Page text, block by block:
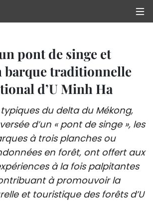
PAGE D'ACCUEIL
POLITIQUE
ÉCONOMIE
SOCIÉTÉ
CULTURE
TOURISME
pont de singe et
barque traditionnelle
d’U Minh Ha
du delta du Mékong,
d’un « pont de singe », les
à trois planches ou
en forêt, ont offert aux
à la fois palpitantes
à promouvoir la
et touristique des forêts d’U